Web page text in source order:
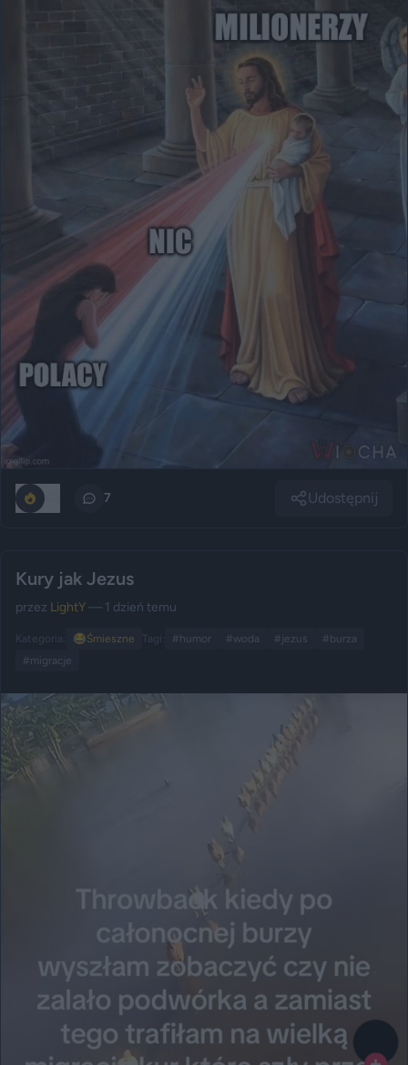
7 Udostępnij
Kury jak Jezus
przez LightY— 1 dzień temu
Kategoria: 😂Śmieszne Tagi: #humor #woda #jezus
#burza
#migracje